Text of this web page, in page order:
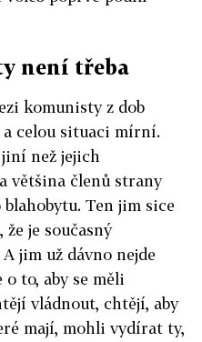
není třeba
komunisty z dob
celou situaci mírní.
než jejich
většina členů strany
Ten jim sice
je současný
jim už dávno nejde
to, aby se měli
vládnout, chtějí, aby
mají, mohli vydírat ty,